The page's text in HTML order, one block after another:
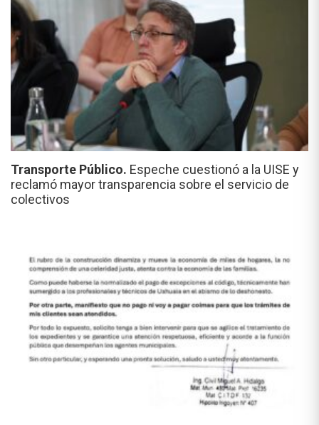
Transporte Público. Espeche cuestionó a la UISE y
reclamó mayor transparencia sobre el servicio de
colectivos